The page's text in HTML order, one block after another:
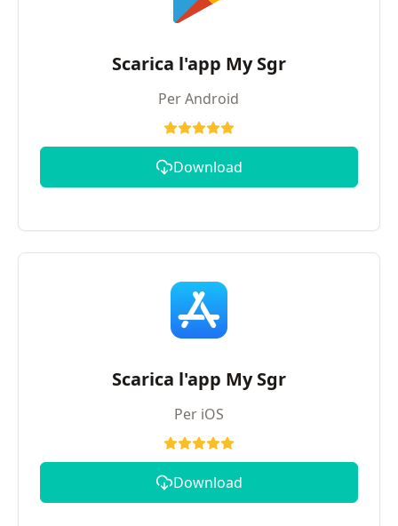
Scarica l'app My Sgr
Per Android
Download
Scarica l'app My Sgr
Per iOS
Download